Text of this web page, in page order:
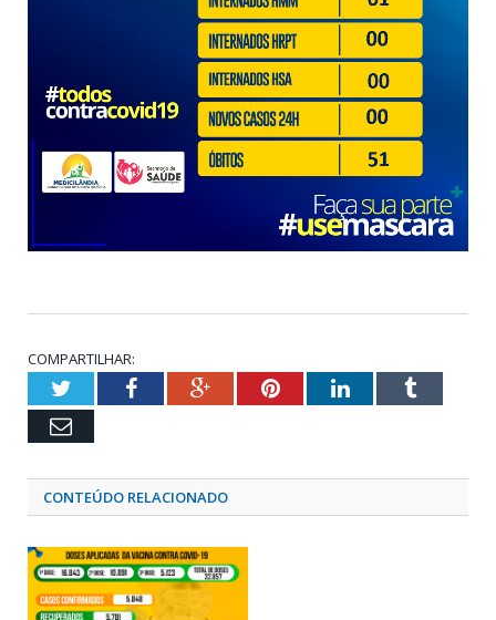
COMPARTILHAR:
TwitterFacebookGoogle+PinterestLinkedInTumblr
Email
CONTEÚDO RELACIONADO